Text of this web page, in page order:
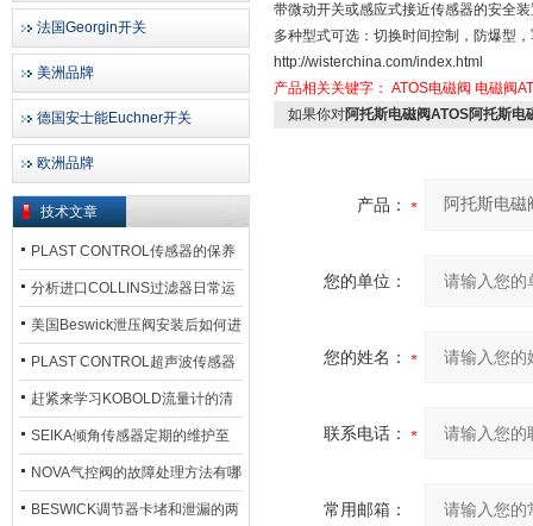
法国Georgin开关
美洲品牌
德国安士能Euchner开关
欧洲品牌
技术文章
PLAST CONTROL传感器的保养
方法
分析进口COLLINS过滤器日常运
行排污步骤
美国Beswick泄压阀安装后如何进
行调试?
PLAST CONTROL超声波传感器
工作原理了解吗？
赶紧来学习KOBOLD流量计的清
洗流程吧
SEIKA倾角传感器定期的维护至
关重要
NOVA气控阀的故障处理方法有哪
些？
BESWICK调节器卡堵和泄漏的两
带微动开关或感应式接近传感器的安全
多种型式可选：切换时间控制，防爆型
http://wisterchina.com/index.html
产品相关关键字： ATOS电磁阀 电磁阀
如果你对阿托斯电磁阀ATOS阿托斯电
产品：
您的单位：
您的姓名：
联系电话：
常用邮箱：